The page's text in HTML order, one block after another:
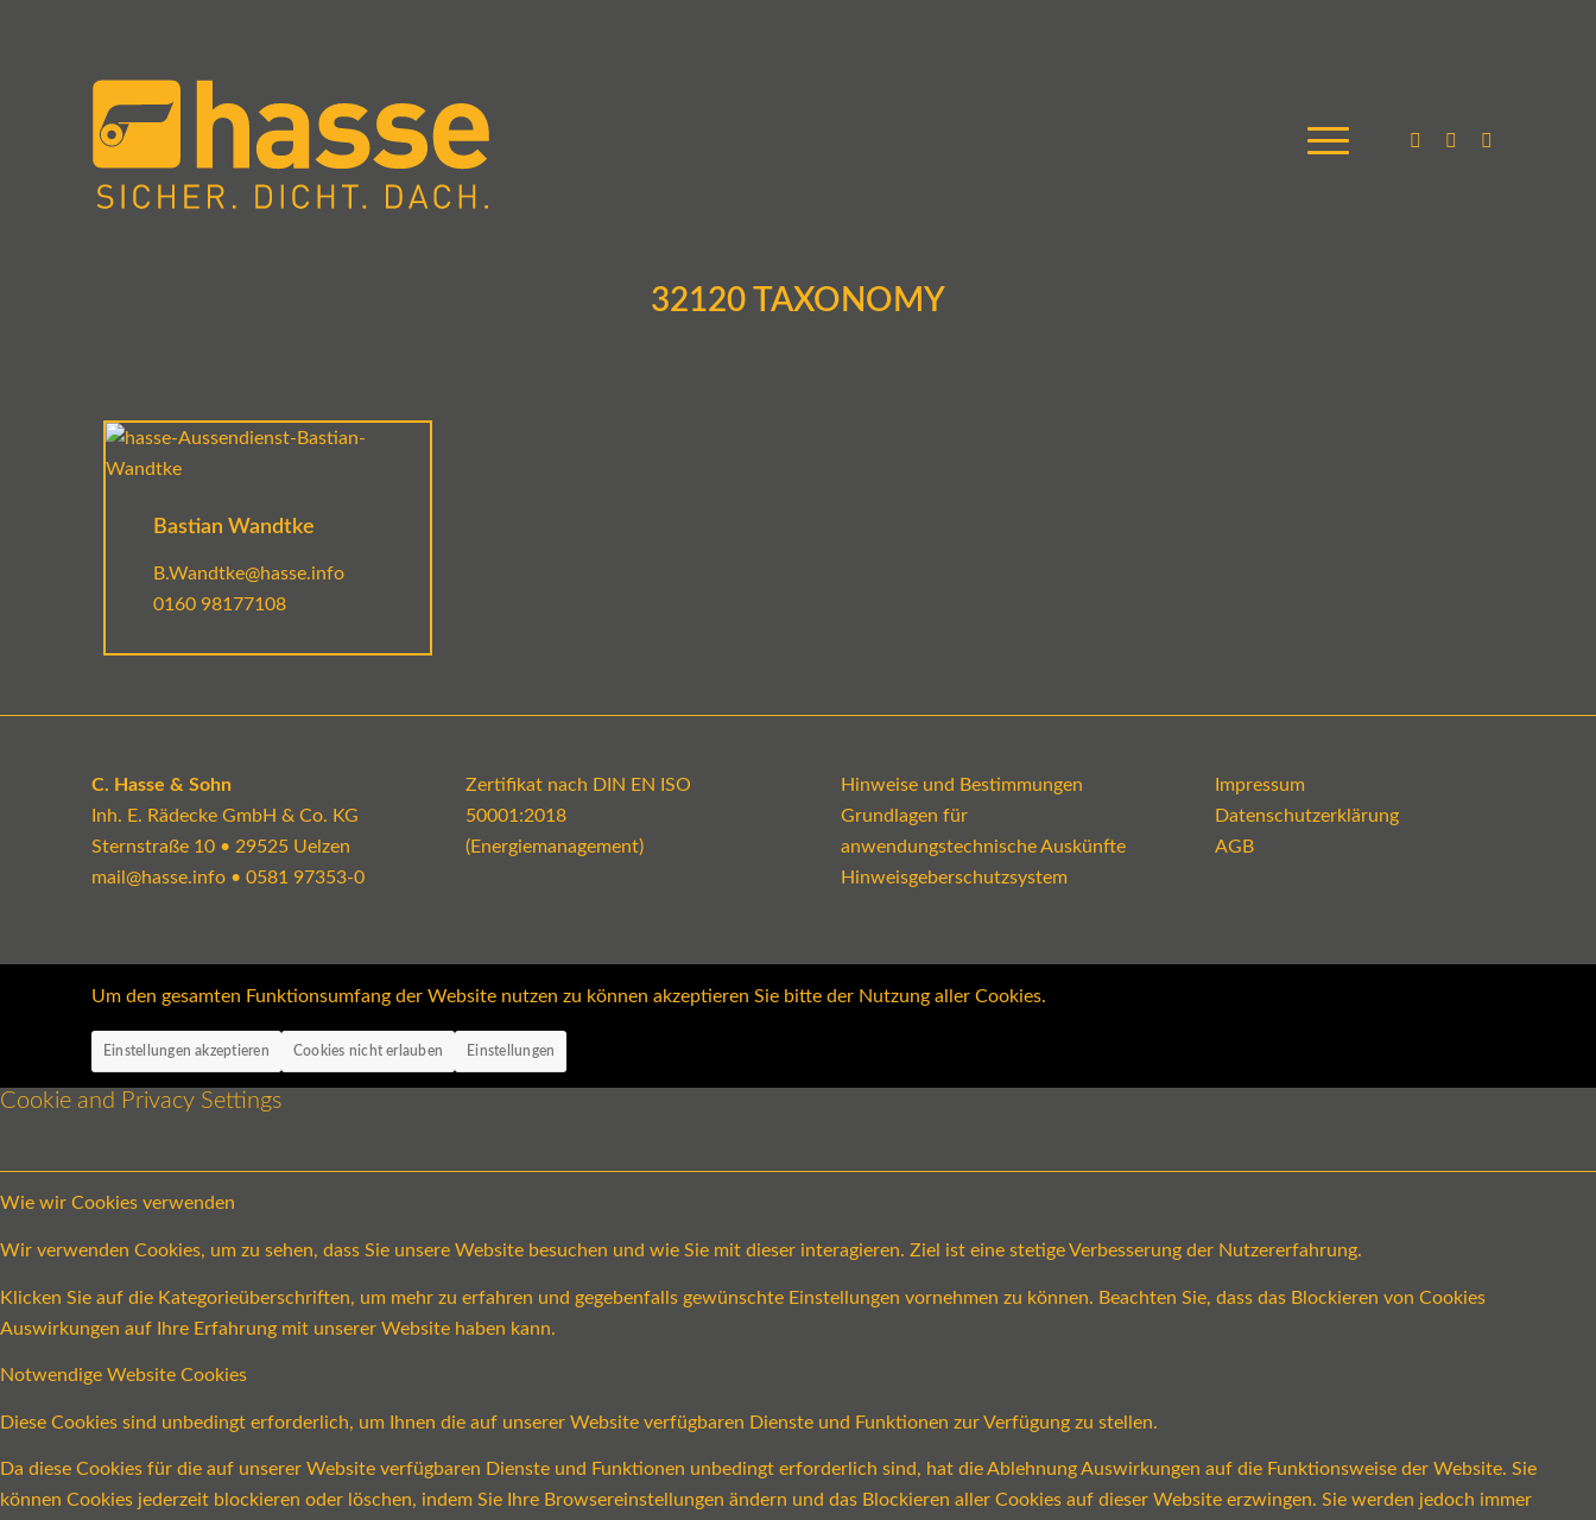
32120 TAXONOMY
Bastian Wandtke
B.Wandtke@hasse.info
0160 98177108
C. Hasse & Sohn
Inh. E. Rädecke GmbH & Co. KG
Sternstraße 10 • 29525 Uelzen
mail@hasse.info• 0581 97353-0
Zertifikat nach DIN EN ISO
50001:2018
(Energiemanagement)
Hinweise und Bestimmungen
Grundlagen für
anwendungstechnische Auskünfte
Hinweisgeberschutzsystem
Impressum
Datenschutzerklärung
AGB
Um den gesamten Funktionsumfang der Website nutzen zu können akzeptieren Sie bitte der Nutzung aller Cookies.
Einstellungen akzeptieren Cookies nicht erlauben Einstellungen
Cookie and Privacy Settings
Wie wir Cookies verwenden
Wir verwenden Cookies, um zu sehen, dass Sie unsere Website besuchen und wie Sie mit dieser interagieren. Ziel ist eine stetige Verbesserung der Nutzererfahrung.
Klicken Sie auf die Kategorieüberschriften, um mehr zu erfahren und gegebenfalls gewünschte Einstellungen vornehmen zu können. Beachten Sie, dass das Blockieren von Cookies
Auswirkungen auf Ihre Erfahrung mit unserer Website haben kann.
Notwendige Website Cookies
Diese Cookies sind unbedingt erforderlich, um Ihnen die auf unserer Website verfügbaren Dienste und Funktionen zur Verfügung zu stellen.
Da diese Cookies für die auf unserer Website verfügbaren Dienste und Funktionen unbedingt erforderlich sind, hat die Ablehnung Auswirkungen auf die Funktionsweise der Website. Sie
können Cookies jederzeit blockieren oder löschen, indem Sie Ihre Browsereinstellungen ändern und das Blockieren aller Cookies auf dieser Website erzwingen. Sie werden jedoch immer